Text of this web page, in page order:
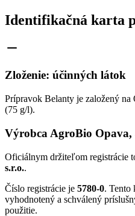
Identifikačná karta
Zloženie: účinných látok
Prípravok Belanty je založený na
(75 g/l).
Výrobca AgroBio Opava,
Oficiálnym držiteľom registrácie
s.r.o..
Číslo registrácie je 5780-0. Tento
vyhodnotený a schválený
použitie.